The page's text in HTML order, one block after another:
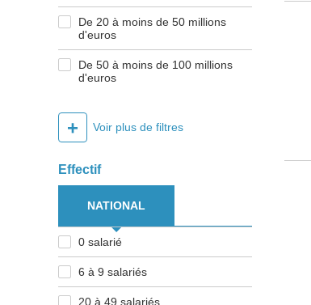
De 20 à moins de 50 millions
d'euros
De 50 à moins de 100 millions
d'euros
+ Voir plus de filtres
Effectif
NATIONAL
0 salarié
6 à 9 salariés
20 à 49 salariés